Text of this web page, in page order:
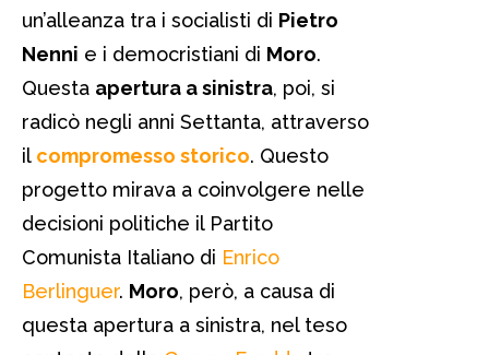
un’alleanza tra i socialisti di Pietro
Nenni e i democristiani di Moro.
Questa apertura a sinistra, poi, si
radicò negli anni Settanta, attraverso
il compromesso storico. Questo
progetto mirava a coinvolgere nelle
decisioni politiche il Partito
Comunista Italiano di Enrico
Berlinguer. Moro, però, a causa di
questa apertura a sinistra, nel teso